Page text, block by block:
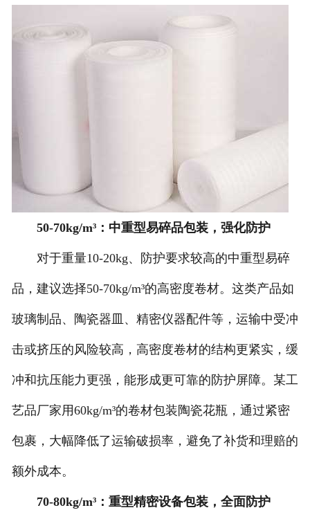
50-70kg/m³：中重型易碎品包装，强化防护
对于重量10-20kg、防护要求较高的中重型易碎
品，建议选择50-70kg/m³的高密度卷材。这类产品如
玻璃制品、陶瓷器皿、精密仪器配件等，运输中受冲
击或挤压的风险较高，高密度卷材的结构更紧实，缓
冲和抗压能力更强，能形成更可靠的防护屏障。某工
艺品厂家用60kg/m³的卷材包装陶瓷花瓶，通过紧密
包裹，大幅降低了运输破损率，避免了补货和理赔的
额外成本。
70-80kg/m³：重型精密设备包装，全面防护